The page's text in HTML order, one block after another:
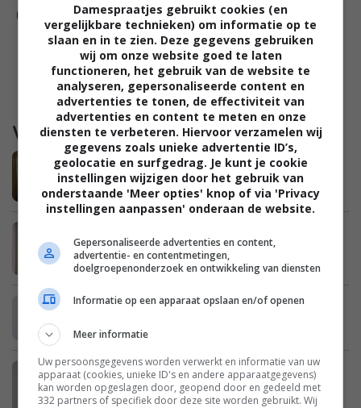
Waargebeurd
Marieke: “De kinderen in pyjama naar
school brengen is niet zo erg toch?”
bleek dat we enorme schulden hebben”
Erica: “Mijn zus is een enorme
opschepster”
Britt: “Ik heb schurft bij mijn
schoonouders opgelopen”
Damespraatjes gebruikt cookies (en
vergelijkbare technieken) om informatie op te
slaan en in te zien. Deze gegevens gebruiken
wij om onze website goed te laten
functioneren, het gebruik van de website te
analyseren, gepersonaliseerde content en
advertenties te tonen, de effectiviteit van
advertenties en content te meten en onze
diensten te verbeteren. Hiervoor verzamelen wij
gegevens zoals unieke advertentie ID’s,
geolocatie en surfgedrag. Je kunt je cookie
instellingen wijzigen door het gebruik van
onderstaande 'Meer opties' knop of via 'Privacy
instellingen aanpassen' onderaan de website.
Gepersonaliseerde advertenties en content,
advertentie- en contentmetingen,
doelgroepenonderzoek en ontwikkeling van diensten
Informatie op een apparaat opslaan en/of openen
Meer informatie
Uw persoonsgegevens worden verwerkt en informatie van uw
apparaat (cookies, unieke ID's en andere apparaatgegevens)
kan worden opgeslagen door, geopend door en gedeeld met
332 partners of specifiek door deze site worden gebruikt. Wij